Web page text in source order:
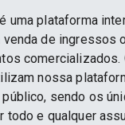
uma plataforma
de ingressos
comercializados.
nossa
sendo os
todo e qualquer